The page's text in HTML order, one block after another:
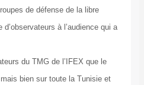
de défense de la libre
à l’audience qui a
du TMG de l’IFEX que le
bien sur toute la Tunisie et